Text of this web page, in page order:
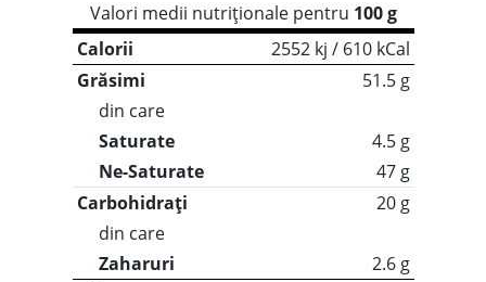
Valori medii nutriționale pentru 100 g
Calorii
2552 kj / 610 kCal
Grăsimi
51.5 g
din care
Saturate
4.5 g
Ne-Saturate
47 g
Carbohidrați
20 g
din care
Zaharuri
2.6 g